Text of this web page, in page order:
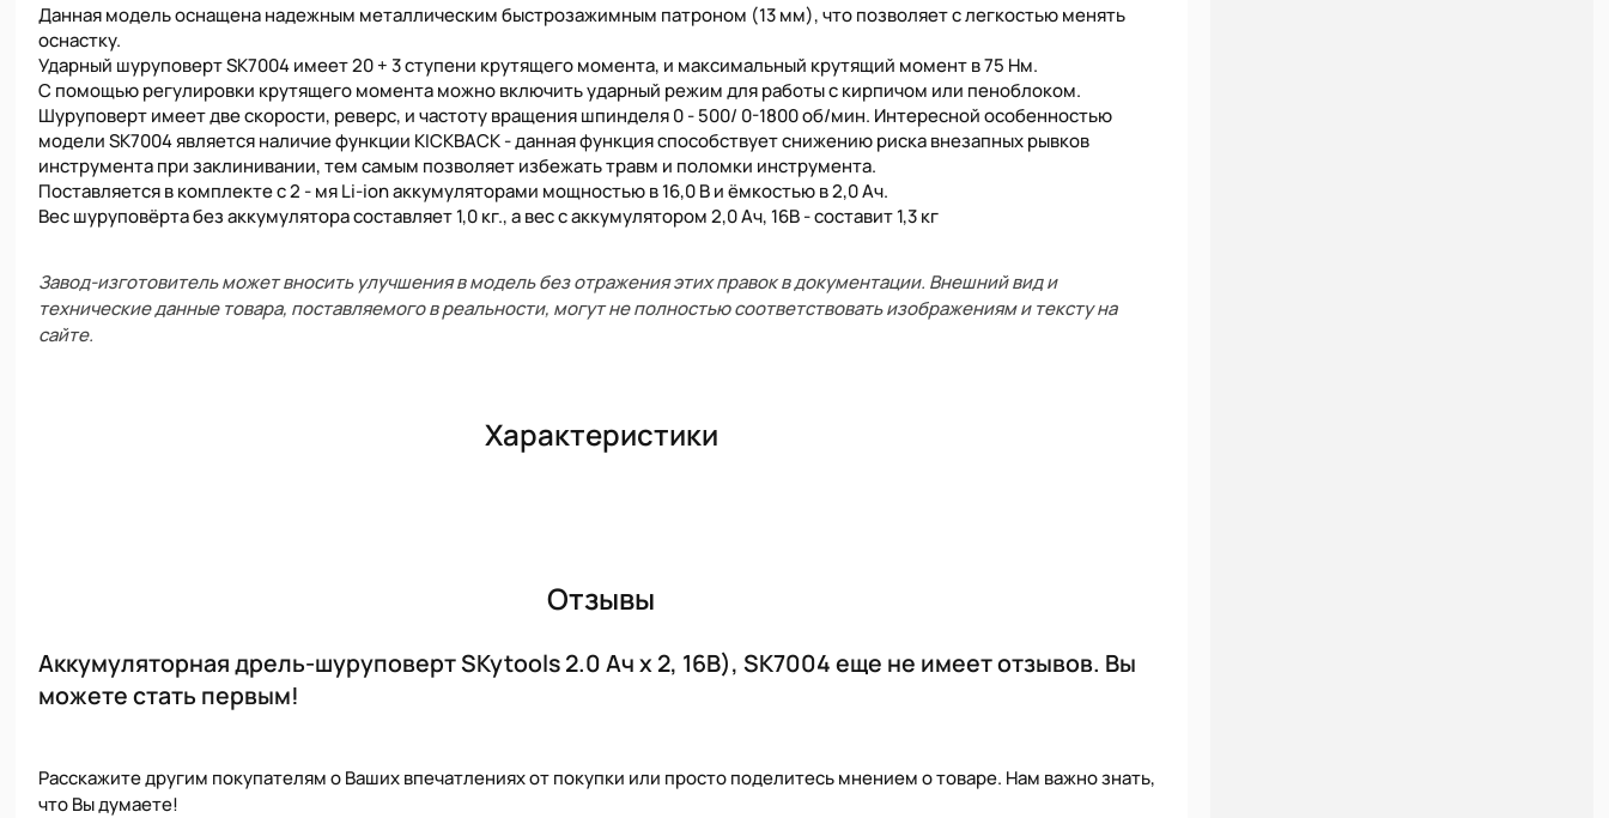
Данная модель оснащена надежным металлическим быстрозажимным патроном (13 мм), что позволяет с легкостью менять
оснастку.
Ударный шуруповерт SK7004 имеет 20 + 3 ступени крутящего момента, и максимальный крутящий момент в 75 Нм.
С помощью регулировки крутящего момента можно включить ударный режим для работы с кирпичом или пеноблоком.
Шуруповерт имеет две скорости, реверс, и частоту вращения шпинделя 0 - 500/ 0-1800 об/мин. Интересной особенностью
модели SK7004 является наличие функции KICKBACK - данная функция способствует снижению риска внезапных рывков
инструмента при заклинивании, тем самым позволяет избежать травм и поломки инструмента.
Поставляется в комплекте с 2 - мя Li-ion аккумуляторами мощностью в 16,0 В и ёмкостью в 2,0 Ач.
Вес шуруповёрта без аккумулятора составляет 1,0 кг., а вес с аккумулятором 2,0 Ач, 16В - составит 1,3 кг
Завод-изготовитель может вносить улучшения в модель без отражения этих правок в документации. Внешний вид и
технические данные товара, поставляемого в реальности, могут не полностью соответствовать изображениям и тексту на
сайте.
Характеристики
Отзывы
Аккумуляторная дрель-шуруповерт SKytools 2.0 Ач х 2, 16В), SK7004 еще не имеет отзывов. Вы
можете стать первым!
Расскажите другим покупателям о Ваших впечатлениях от покупки или просто поделитесь мнением о товаре. Нам важно знать,
что Вы думаете!